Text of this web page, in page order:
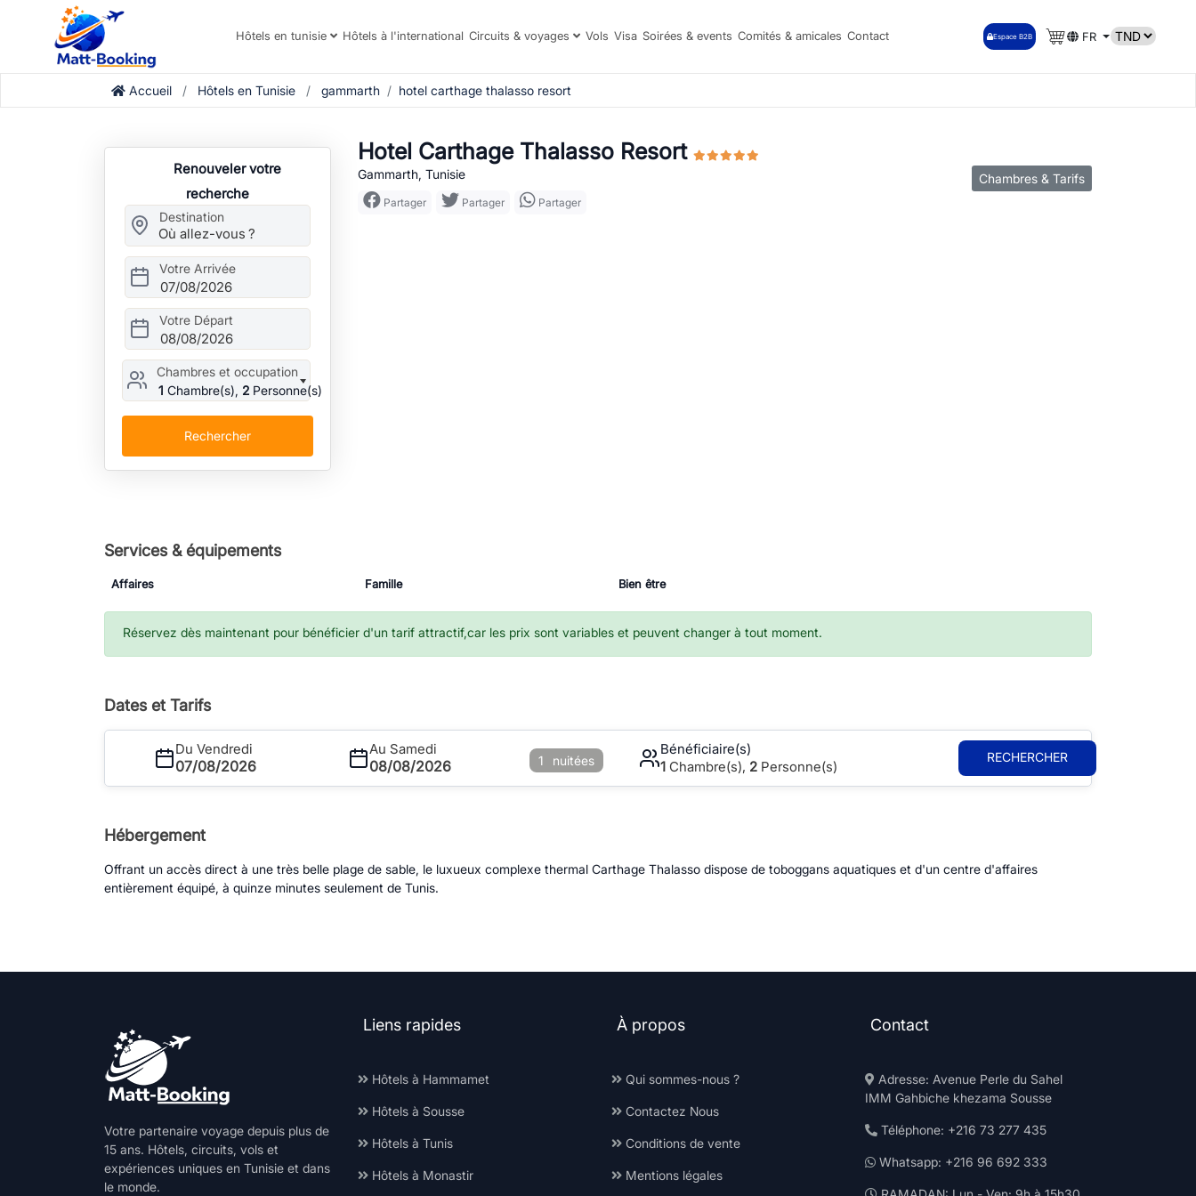
Hôtels en tunisie Hôtels à l'international Circuits & voyages Vols Visa Soirées & events Comités & amicales Contact Espace B2B FR
Accueil Hôtels en Tunisie gammarth hotel carthage thalasso resort
Renouveler votre
recherche
Destination
Votre Arrivée
07/08/2026
Votre Départ
08/08/2026
Chambres et occupation
1 Chambre(s), 2 Personne(s)
Rechercher
Hotel Carthage Thalasso Resort
Gammarth, Tunisie
Partager Partager Partager
Chambres & Tarifs
Services & équipements
Affaires Famille Bien être
Réservez dès maintenant pour bénéficier d'un tarif attractif,car les prix sont variables et peuvent changer à tout moment.
Dates et Tarifs
Du Vendredi
07/08/2026
Au Samedi
08/08/2026 1 nuitées
Bénéficiaire(s)
1Chambre(s), 2 Personne(s)
RECHERCHER
Hébergement
Offrant un accès direct à une très belle plage de sable, le luxueux complexe thermal Carthage Thalasso dispose de toboggans aquatiques et d'un centre d'affaires
entièrement équipé, à quinze minutes seulement de Tunis.
Votre partenaire voyage depuis plus de
15 ans. Hôtels, circuits, vols et
expériences uniques en Tunisie et dans
le monde.
Liens rapides
Hôtels à Hammamet
Hôtels à Sousse
Hôtels à Tunis
Hôtels à Monastir
À propos
Qui sommes-nous ?
Contactez Nous
Conditions de vente
Mentions légales
Contact
Adresse: Avenue Perle du Sahel
IMM Gahbiche khezama Sousse
Téléphone: +216 73 277 435
Whatsapp: +216 96 692 333